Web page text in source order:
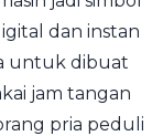
dan instan
untuk dibuat
jam tangan
pria peduli